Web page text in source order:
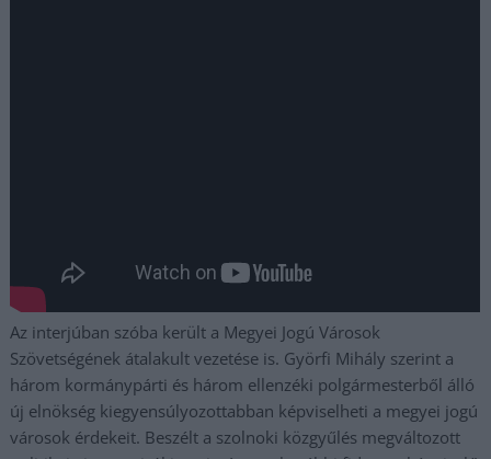
Az interjúban szóba került a Megyei Jogú Városok
Szövetségének átalakult vezetése is. Györfi Mihály szerint a
három kormánypárti és három ellenzéki polgármesterből álló
új elnökség kiegyensúlyozottabban képviselheti a megyei jogú
városok érdekeit. Beszélt a szolnoki közgyűlés megváltozott